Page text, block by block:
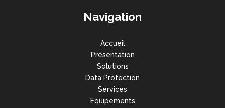
Navigation
Accueil
Présentation
Solutions
Data Protection
Services
Equipements